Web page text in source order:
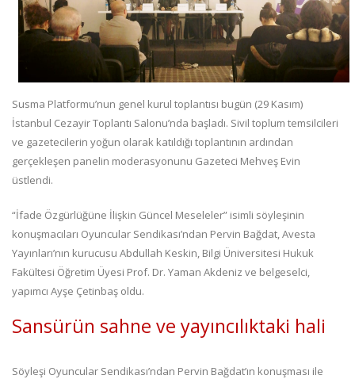
Susma Platformu’nun genel kurul toplantısı bugün (29 Kasım)
İstanbul Cezayir Toplantı Salonu’nda başladı. Sivil toplum temsilcileri
ve gazetecilerin yoğun olarak katıldığı toplantının ardından
gerçekleşen panelin moderasyonunu Gazeteci Mehveş Evin
üstlendi.
“İfade Özgürlüğüne İlişkin Güncel Meseleler” isimli söyleşinin
konuşmacıları Oyuncular Sendikası’ndan Pervin Bağdat, Avesta
Yayınları’nın kurucusu Abdullah Keskin, Bilgi Üniversitesi Hukuk
Fakültesi Öğretim Üyesi Prof. Dr. Yaman Akdeniz ve belgeselci,
yapımcı Ayşe Çetinbaş oldu.
Sansürün sahne ve yayıncılıktaki hali
Söyleşi Oyuncular Sendikası’ndan Pervin Bağdat’ın konuşması ile